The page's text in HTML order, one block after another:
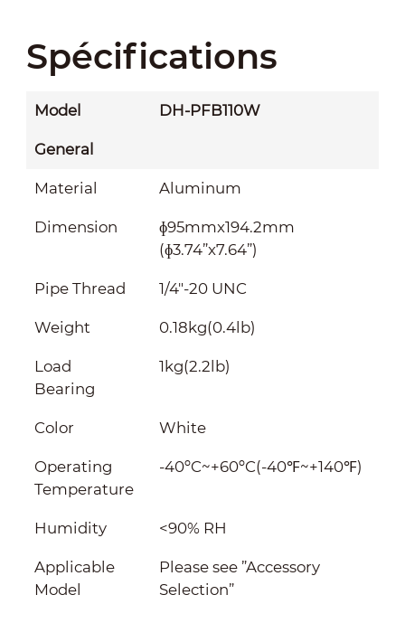
Spécifications
Model DH-PFB110W
General
Material Aluminum
Dimension
ɸ95mmx194.2mm
(ɸ3.74”x7.64”)
Pipe Thread 1/4"-20 UNC
Weight 0.18kg(0.4lb)
Load
Bearing
1kg(2.2lb)
Color White
Operating
Temperature
-40ºC~+60ºC(-40℉~+140℉)
Humidity <90% RH
Applicable
Model
Please see ”Accessory
Selection”